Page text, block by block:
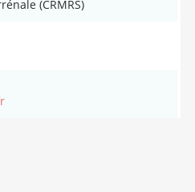
(CRMRS)